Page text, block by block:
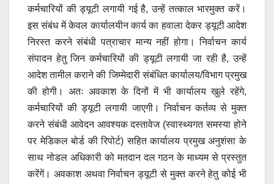
कर्मचारियों की ड्यूटी लगायी गई है, उन्हें तत्काल भारमुक्त करें।
इस संबंध में केवल कार्यालयीन कार्य का हवाला देकर ड्यूटी आदेश
निरस्त करने संबंधी पत्राचार मान्य नहीं होगा। निर्वाचन कार्य
संपादन हेतु जिन कर्मचारियों की ड्यूटी लगायी जा रही है, उन्हें
आदेश तामील कराने की जिम्मेदारी संबंधित कार्यालय/विभाग प्रमुख
की होगी। अतः अवकाश के दिनों में भी कार्यालय खुले रहेंगे,
कर्मचारियों की ड्यूटी लगायी जाएगी। निर्वाचन कर्तव्य से मुक्त
करने संबंधी आवेदन आवश्यक दस्तावेज (स्वास्थ्यगत समस्या होने
पर मेडिकल बोर्ड की रिपोर्ट) सहित कार्यालय प्रमुख अनुशंसा के
साथ नोडल अधिकारी को मतदान दल गठन के माध्यम से प्रस्तुत
करेंगें। अवकाश अथवा निर्वाचन ड्यूटी से मुक्त करने हेतु कोई भी